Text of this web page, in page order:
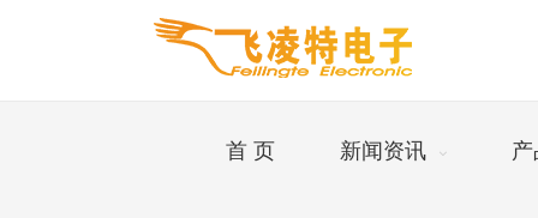
首 页 新闻资讯